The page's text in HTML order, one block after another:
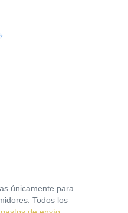
únicamente para
Todos los